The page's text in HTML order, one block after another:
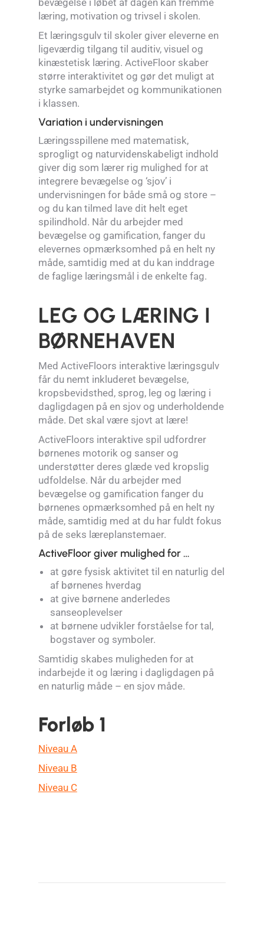
læring, motivation og trivsel i skolen.
Et læringsgulv til skoler giver eleverne en
ligeværdig tilgang til auditiv, visuel og
kinæstetisk læring. ActiveFloor skaber
større interaktivitet og gør det muligt at
styrke samarbejdet og kommunikationen
i klassen.
Variation i undervisningen
Læringsspillene med matematisk,
sprogligt og naturvidenskabeligt indhold
giver dig som lærer rig mulighed for at
integrere bevægelse og ‘sjov’ i
undervisningen for både små og store –
og du kan tilmed lave dit helt eget
spilindhold. Når du arbejder med
bevægelse og gamification, fanger du
elevernes opmærksomhed på en helt ny
måde, samtidig med at du kan inddrage
de faglige læringsmål i de enkelte fag.
LEG OG LÆRING I
BØRNEHAVEN
Med ActiveFloors interaktive læringsgulv
får du nemt inkluderet bevægelse,
kropsbevidsthed, sprog, leg og læring i
dagligdagen på en sjov og underholdende
måde. Det skal være sjovt at lære!
ActiveFloors interaktive spil udfordrer
børnenes motorik og sanser og
understøtter deres glæde ved kropslig
udfoldelse. Når du arbejder med
bevægelse og gamification fanger du
børnenes opmærksomhed på en helt ny
måde, samtidig med at du har fuldt fokus
på de seks læreplanstemaer.
ActiveFloor giver mulighed for …
at gøre fysisk aktivitet til en naturlig del
af børnenes hverdag
at give børnene anderledes
sanseoplevelser
at børnene udvikler forståelse for tal,
bogstaver og symboler.
Samtidig skabes muligheden for at
indarbejde it og læring i dagligdagen på
en naturlig måde – en sjov måde.
Forløb 1
Niveau A
Niveau B
Niveau C